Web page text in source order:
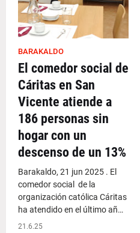
BARAKALDO
El comedor social de
Cáritas en San
Vicente atiende a
186 personas sin
hogar con un
descenso de un 13%
Barakaldo, 21 jun 2025 . El
comedor social de la
organización católica Cáritas
ha atendido en el último añ…
21.6.25